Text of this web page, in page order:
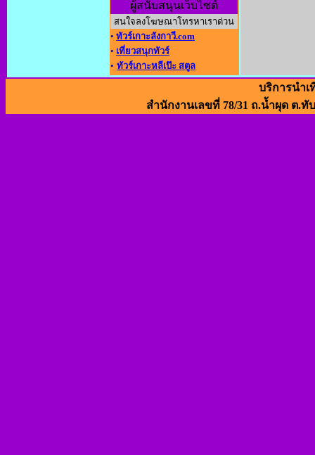
ผู้สนับสนุนเว็บไซต์
สนใจลงโฆษณาโทรหาเราด่วน
• ทัวร์เกาะลังกาวี.com
• เที่ยวสนุกทัวร์
• ทัวร์เกาะหลีเป๊ะ สตูล
บริการนำเ
สำนักงานเลขที่ 78/31 ถ.น้ำผุด ต.ทับ